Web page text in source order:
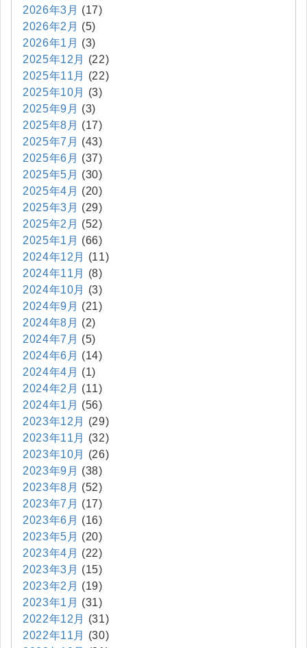
2026年3月 (17)
2026年2月 (5)
2026年1月 (3)
2025年12月
(22)
2025年11月
(22)
2025年10月
(3)
2025年9月 (3)
2025年8月 (17)
2025年7月 (43)
2025年6月 (37)
2025年5月 (30)
2025年4月 (20)
2025年3月 (29)
2025年2月 (52)
2025年1月 (66)
2024年12月
(11)
2024年11月
(8)
2024年10月
(3)
2024年9月 (21)
2024年8月 (2)
2024年7月 (5)
2024年6月 (14)
2024年4月 (1)
2024年2月 (11)
2024年1月 (56)
2023年12月
(29)
2023年11月
(32)
2023年10月
(26)
2023年9月 (38)
2023年8月 (52)
2023年7月 (17)
2023年6月 (16)
2023年5月 (20)
2023年4月 (22)
2023年3月 (15)
2023年2月 (19)
2023年1月 (31)
2022年12月
(31)
2022年11月
(30)